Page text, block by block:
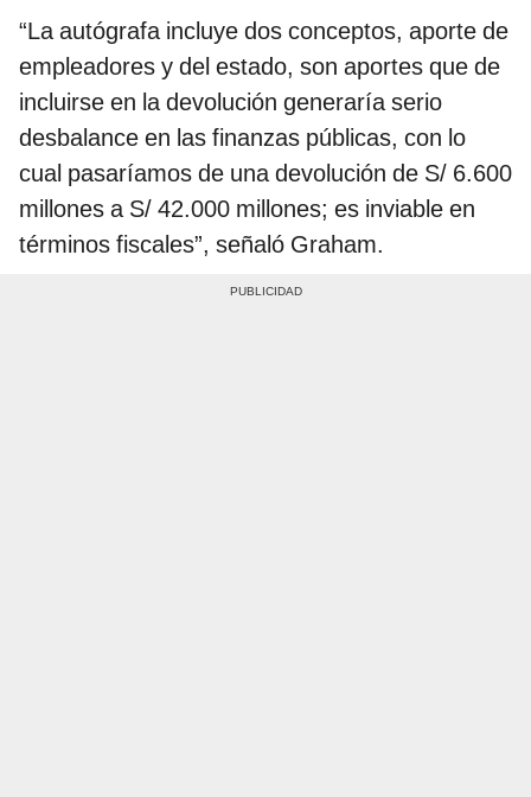
“La autógrafa incluye dos conceptos, aporte de
empleadores y del estado, son aportes que de
incluirse en la devolución generaría serio
desbalance en las finanzas públicas, con lo
cual pasaríamos de una devolución de S/ 6.600
millones a S/ 42.000 millones; es inviable en
términos fiscales”, señaló Graham.